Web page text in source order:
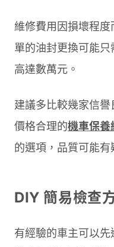
維修費用因損壞程
單的油封更換可能
高達數萬元。
建議多比較幾家信
價格合理的機車保養
的選項，品質可能有
DIY 簡易檢查
有經驗的車主可以